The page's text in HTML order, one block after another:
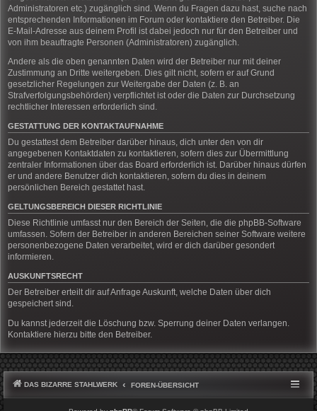
Administratoren etc.) zugänglich sind. Wenn du Fragen dazu hast, suche nach
entsprechenden Informationen im Forum oder kontaktiere den Betreiber. Die
E-Mail-Adresse aus deinem Profil ist dabei jedoch nur für den Betreiber und
von ihm beauftragte Personen (Administratoren) zugänglich.
Andere als die oben genannten Daten wird der Betreiber nur mit deiner
Zustimmung an Dritte weitergeben. Dies gilt nicht, sofern er auf Grund
gesetzlicher Regelungen zur Weitergabe der Daten (z. B. an
Strafverfolgungsbehörden) verpflichtet ist oder die Daten zur Durchsetzung
rechtlicher Interessen erforderlich sind.
GESTATTUNG DER KONTAKTAUFNAHME
Du gestattest dem Betreiber darüber hinaus, dich unter den von dir
angegebenen Kontaktdaten zu kontaktieren, sofern dies zur Übermittlung
zentraler Informationen über das Board erforderlich ist. Darüber hinaus dürfen
er und andere Benutzer dich kontaktieren, sofern du dies in deinem
persönlichen Bereich gestattet hast.
GELTUNGSBEREICH DIESER RICHTLINIE
Diese Richtlinie umfasst nur den Bereich der Seiten, die die phpBB-Software
umfassen. Sofern der Betreiber in anderen Bereichen seiner Software weitere
personenbezogene Daten verarbeitet, wird er dich darüber gesondert
informieren.
AUSKUNFTSRECHT
Der Betreiber erteilt dir auf Anfrage Auskunft, welche Daten über dich
gespeichert sind.
Du kannst jederzeit die Löschung bzw. Sperrung deiner Daten verlangen.
Kontaktiere hierzu bitte den Betreiber.
DAS BIZARRE STAHLWERK FOREN-ÜBERSICHT